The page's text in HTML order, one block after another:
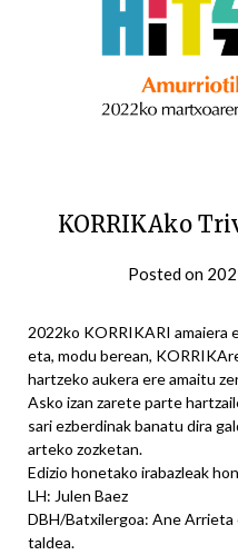
KORRIKAko
Posted on
2022ko KORRIKARI amaiera
eta, modu berean,
hartzeko aukera ere amaitu
Asko izan zarete parte
sari ezberdinak banatu dira
arteko zozketan.
Edizio honetako irabazleak
LH: Julen Baez
DBH/Batxilergoa: Ane
taldea.